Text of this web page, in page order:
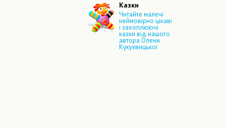
Казки
Читайте малечі
неймовірно цікаві
і захоплюючі
казки від нашого
автора Олени
Кукуєвицької